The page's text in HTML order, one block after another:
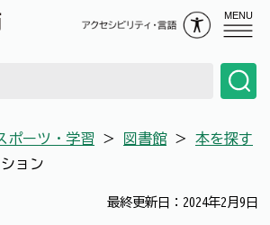
MENU
ポーツ・学習 ＞ 図書館＞ 本を探す
ョン
最終更新日：2024年2月9日